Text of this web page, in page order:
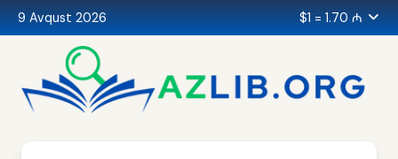
9 Avqust 2026 $1 = 1.70 ₼